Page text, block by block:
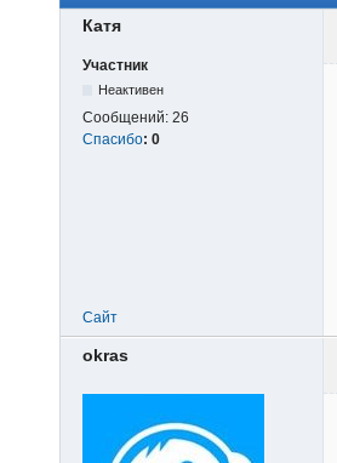
Катя
Участник
Неактивен
Сообщений: 26
Спасибо: 0
Сайт
okras